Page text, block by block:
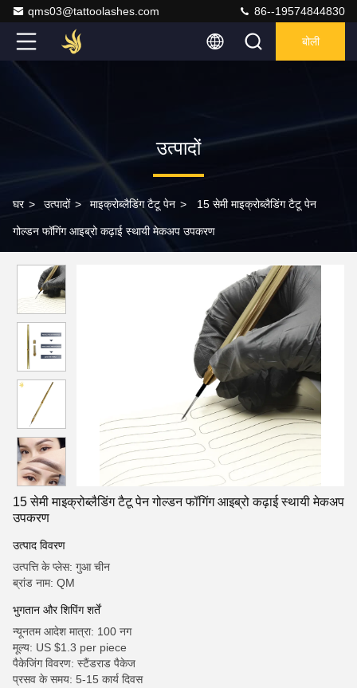
qms03@tattoolashes.com 86--19574844830
बोली
उत्पादों
घर > उत्पादों > माइक्रोब्लैडिंग टैटू पेन > 15 सेमी माइक्रोब्लैडिंग टैटू पेन
गोल्डन फॉगिंग आइब्रो कढ़ाई स्थायी मेकअप उपकरण
15 सेमी माइक्रोब्लैडिंग टैटू पेन गोल्डन फॉगिंग आइब्रो कढ़ाई स्थायी मेकअप
उपकरण
उत्पाद विवरण
उत्पत्ति के प्लेस: गुआ चीन
ब्रांड नाम: QM
भुगतान और शिपिंग शर्तें
न्यूनतम आदेश मात्रा: 100 नग
मूल्य: US $1.3 per piece
पैकेजिंग विवरण: स्टैंडराड पैकेज
प्रसव के समय: 5-15 कार्य दिवस